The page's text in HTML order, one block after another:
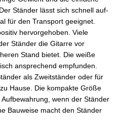
Ständer lässt sich schnell auf-
für den Transport geeignet.
hervorgehoben. Viele
Ständer die Gitarre vor
Stand bietet. Die weiße
ansprechend empfunden.
als Zweitständer oder für
Hause. Die kompakte Größe
wenn der Ständer
Bauweise macht den Ständer